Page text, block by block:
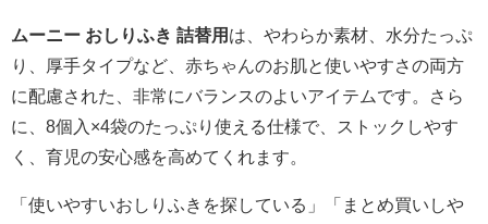
ムーニー おしりふき 詰替用 は、やわらか素材、水分たっぷ
り、厚手タイプなど、赤ちゃんのお肌と使いやすさの両方
に配慮された、非常にバランスのよいアイテムです。さら
に、8個入×4袋のたっぷり使える仕様で、ストックしやす
く、育児の安心感を高めてくれます。
「使いやすいおしりふきを探している」「まとめ買いしや